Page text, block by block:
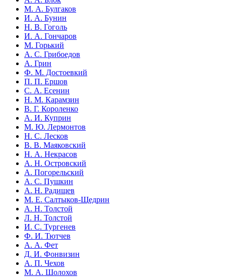
М. А. Булгаков
И. А. Бунин
Н. В. Гоголь
И. А. Гончаров
М. Горький
А. С. Грибоедов
А. Грин
Ф. М. Достоевкий
П. П. Ершов
С. А. Есенин
Н. М. Карамзин
В. Г. Короленко
А. И. Куприн
М. Ю. Лермонтов
Н. С. Лесков
В. В. Маяковский
Н. А. Некрасов
А. Н. Островский
А. Погорельский
А. С. Пушкин
А. Н. Радищев
М. Е. Салтыков-Щедрин
А. Н. Толстой
Л. Н. Толстой
И. С. Тургенев
Ф. И. Тютчев
А. А. Фет
Д. И. Фонвизин
А. П. Чехов
М. А. Шолохов